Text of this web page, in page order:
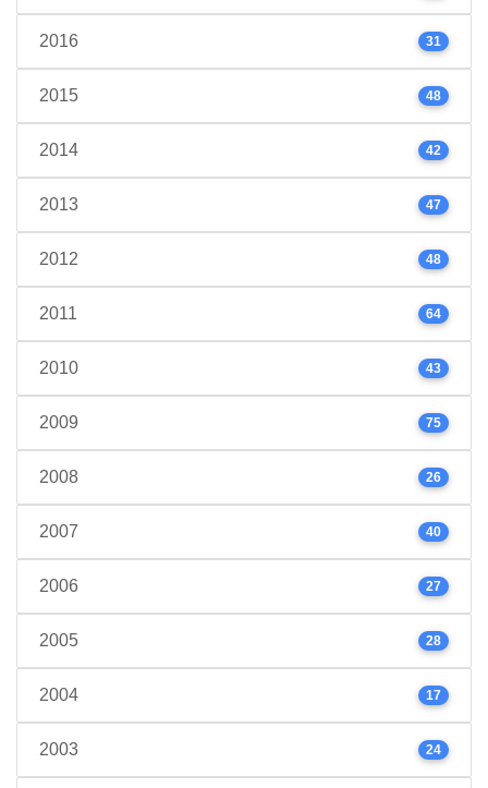
2016 31
2015 48
2014 42
2013 47
2012 48
2011 64
2010 43
2009 75
2008 26
2007 40
2006 27
2005 28
2004 17
2003 24